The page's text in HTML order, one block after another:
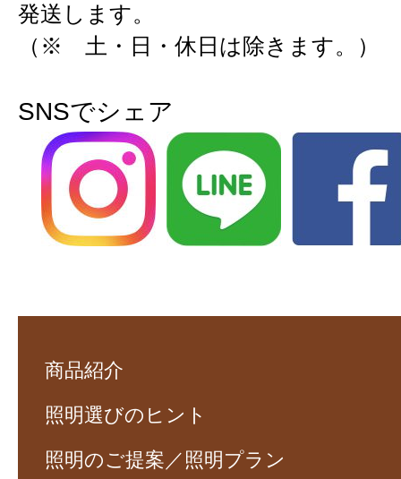
発送します。
（※ 土・日・休日は除きます。）
SNSでシェア
商品紹介
照明選びのヒント
照明のご提案／照明プラン